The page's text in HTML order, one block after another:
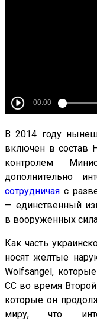
В 2014 году
включен в состав
контролем
дополнительно
сотрудничая с
— единственный
в вооруженных
Как часть
носят желтые
Wolfsangel,
СС во время
которые он
миру, что